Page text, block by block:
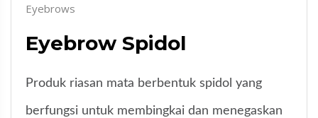
Eyebrows
Eyebrow Spidol
Produk riasan mata berbentuk spidol yang
berfungsi untuk membingkai dan menegaskan